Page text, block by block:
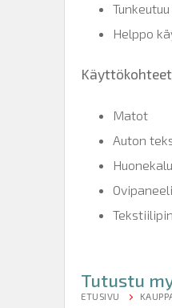
Helppo
Käyttökohteet
Matot
Auton
Tutustu
ETUSIVU